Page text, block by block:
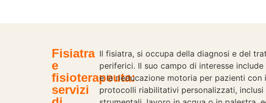
Fisiatra
e
fisioterapeuta:
servizi
Il fisiatra, si occupa della diagnosi e del
periferici. Il suo campo di interesse
e la rieducazione motoria per pazienti
protocolli riabilitativi personalizzati,